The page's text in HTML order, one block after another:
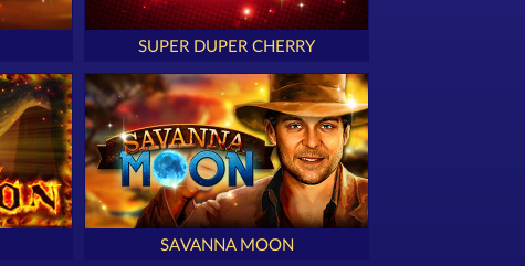
SUPER DUPER CHERRY
SAVANNA MOON